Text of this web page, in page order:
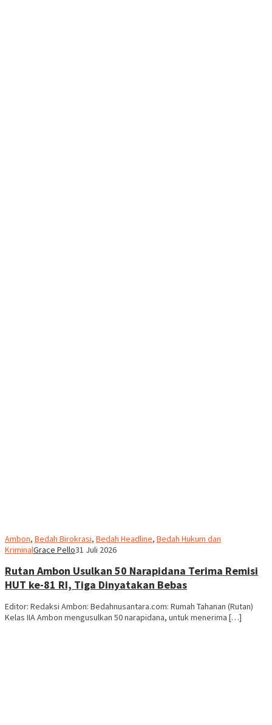
Ambon, Bedah Birokrasi, Bedah Headline, Bedah Hukum dan
KriminalGrace Pello31 Juli 2026
Rutan Ambon Usulkan 50 Narapidana Terima Remisi
HUT ke-81 RI, Tiga Dinyatakan Bebas
Editor: Redaksi Ambon: Bedahnusantara.com: Rumah Tahanan (Rutan)
Kelas IIA Ambon mengusulkan 50 narapidana, untuk menerima […]